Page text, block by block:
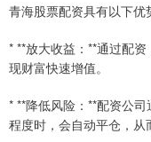
青海股票配资具有以下优
* **放大收益：**通过配
现财富快速增值。
* **降低风险：**配资公
程度时，会自动平仓，从